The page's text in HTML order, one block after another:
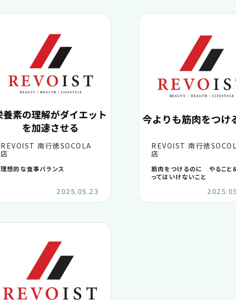
REVOIST 南行徳SOCOLA
店
理想的な食事バランス
2025.05.23
REVOIST 南行徳
店
筋肉をつけるのに やること
ってはいけないこと